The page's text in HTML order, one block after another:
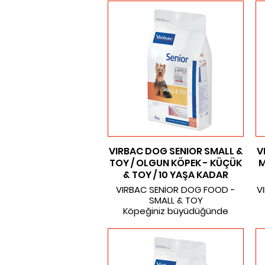
MEVCUT AMBALAJLAR:
3 KG
7 KG
12 KG
Sağlık yararları
Eklemdeki inflamatuar ve ağrılı
süreçler üzerinde etki gösterir
Eklemlerdeki mekanik stresi
sınırlamak için vücut ağırlığı
kontrolü sağlar
Eklemleri ve mobiliteyi
desteklemek için güçlü kas
Kıkırdak bütünlüğü desteği
(Mobilite plus kompleks)
Antiinflamatuarların kullanımı
ile değiştirilebilen sindirim
(Sepiolit)
MEVCUT AMBALAJLAR:
3 KG
12 KG
VIRBAC DOG SENIOR SMALL &
TOY / OLGUN KÖPEK - KÜÇÜK
& TOY / 10 YAŞA KADAR
VIRBAC SENİOR DOG FOOD -
SMALL & TOY
Köpeğiniz büyüdüğünde
VETERINARY HPM®, küçük ırk
olgun köpeğinizin özel
ihtiyaçlarına cevap verir.